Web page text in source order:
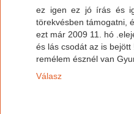
ez igen ez jó írás és
törekvésben támogatni,
ezt már 2009 11. hó
és lás csodát az is bejött
remélem észnél van
Válasz